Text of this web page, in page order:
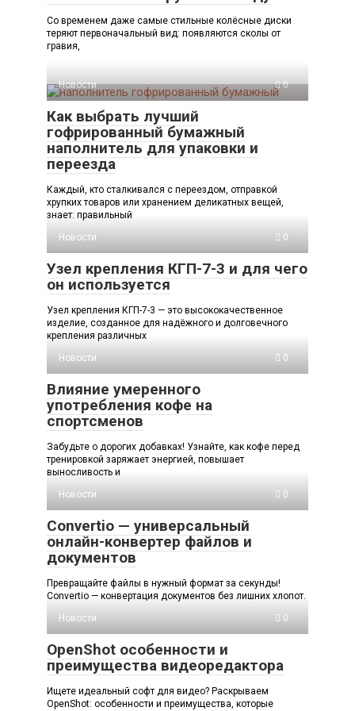
Со временем даже самые стильные колёсные диски
теряют первоначальный вид: появляются сколы от
гравия,
Новости 0
Как выбрать лучший
гофрированный бумажный
наполнитель для упаковки и
переезда
Каждый, кто сталкивался с переездом, отправкой
хрупких товаров или хранением деликатных вещей,
знает: правильный
Новости
0
Узел крепления КГП-7-3 и для чего
он используется
Узел крепления КГП-7-3 — это высококачественное
изделие, созданное для надёжного и долговечного
крепления различных
Новости
0
Влияние умеренного
употребления кофе на
спортсменов
Забудьте о дорогих добавках! Узнайте, как кофе перед
тренировкой заряжает энергией, повышает
выносливость и
Новости
0
Convertio — универсальный
онлайн-конвертер файлов и
документов
Превращайте файлы в нужный формат за секунды!
Convertio — конвертация документов без лишних хлопот.
Новости
0
OpenShot особенности и
преимущества видеоредактора
Ищете идеальный софт для видео? Раскрываем
OpenShot: особенности и преимущества, которые